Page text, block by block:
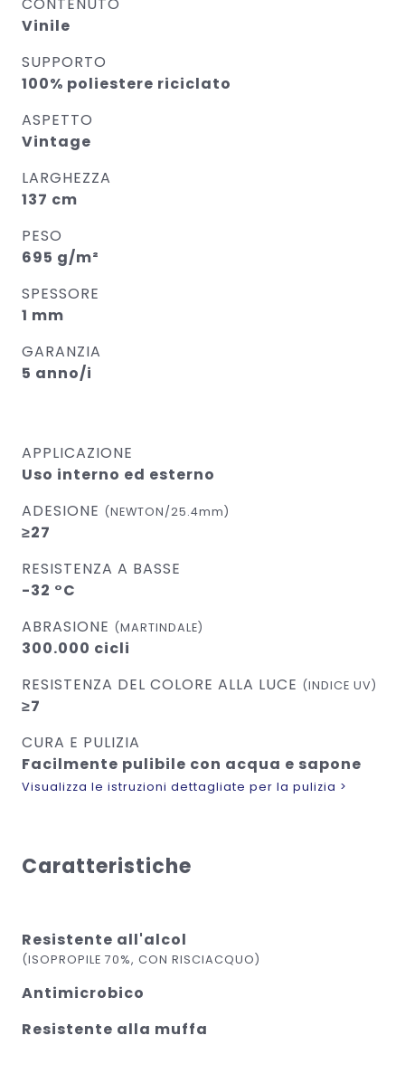
Vinile
SUPPORTO
100% poliestere riciclato
ASPETTO
Vintage
LARGHEZZA
137 cm
PESO
695 g/m²
SPESSORE
1 mm
GARANZIA
5 anno/i
APPLICAZIONE
Uso interno ed esterno
ADESIONE (NEWTON/25.4mm)
≥27
RESISTENZA A BASSE
-32 °C
ABRASIONE (MARTINDALE)
300.000 cicli
RESISTENZA DEL COLORE ALLA LUCE (INDICE UV)
≥7
CURA E PULIZIA
Facilmente pulibile con acqua e sapone
Visualizza le istruzioni dettagliate per la pulizia >
Caratteristiche
Resistente all'alcol
(ISOPROPILE 70%, CON RISCIACQUO)
Antimicrobico
Resistente alla muffa